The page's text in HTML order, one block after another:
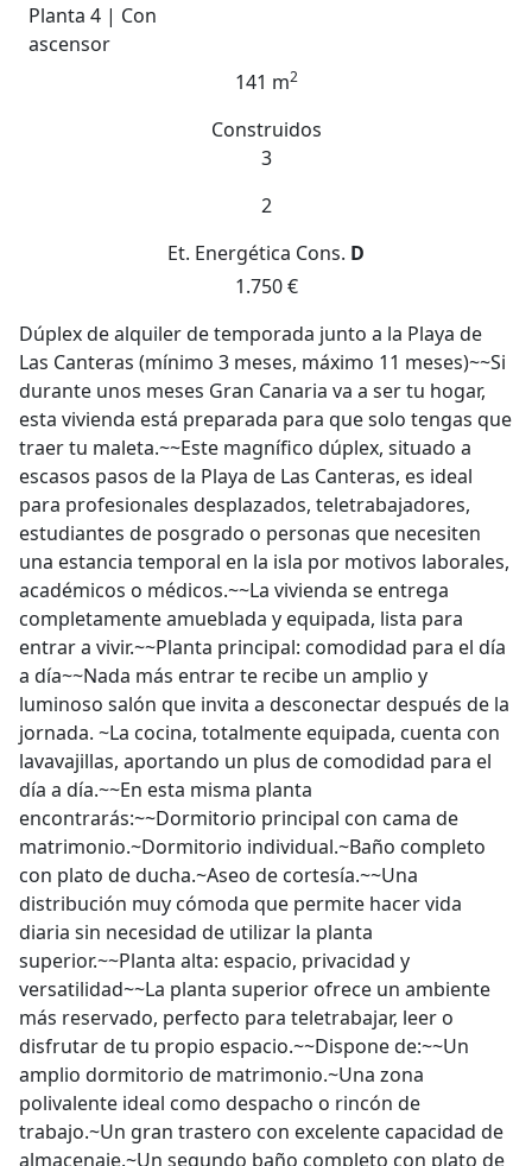
Planta 4 | Con
ascensor
141 m2
Construidos
3
2
Et. Energética Cons. D
1.750 €
Dúplex de alquiler de temporada junto a la Playa de
Las Canteras (mínimo 3 meses, máximo 11 meses)~~Si
durante unos meses Gran Canaria va a ser tu hogar,
esta vivienda está preparada para que solo tengas que
traer tu maleta.~~Este magnífico dúplex, situado a
escasos pasos de la Playa de Las Canteras, es ideal
para profesionales desplazados, teletrabajadores,
estudiantes de posgrado o personas que necesiten
una estancia temporal en la isla por motivos laborales,
académicos o médicos.~~La vivienda se entrega
completamente amueblada y equipada, lista para
entrar a vivir.~~Planta principal: comodidad para el día
a día~~Nada más entrar te recibe un amplio y
luminoso salón que invita a desconectar después de la
jornada. ~La cocina, totalmente equipada, cuenta con
lavavajillas, aportando un plus de comodidad para el
día a día.~~En esta misma planta
encontrarás:~~Dormitorio principal con cama de
matrimonio.~Dormitorio individual.~Baño completo
con plato de ducha.~Aseo de cortesía.~~Una
distribución muy cómoda que permite hacer vida
diaria sin necesidad de utilizar la planta
superior.~~Planta alta: espacio, privacidad y
versatilidad~~La planta superior ofrece un ambiente
más reservado, perfecto para teletrabajar, leer o
disfrutar de tu propio espacio.~~Dispone de:~~Un
amplio dormitorio de matrimonio.~Una zona
polivalente ideal como despacho o rincón de
trabajo.~Un gran trastero con excelente capacidad de
almacenaje.~Un segundo baño completo con plato de